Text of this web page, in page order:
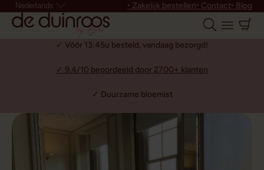
Nederlands ‣ Zakelijk bestellen‣ Contact‣ Blog
✓ Vóór 13:45u besteld, vandaag bezorgd!
✓ 9.4/10 beoordeeld door 2700+ klanten
✓ Duurzame bloemist